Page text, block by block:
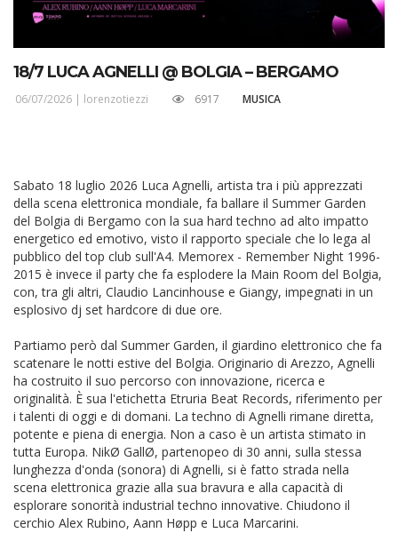
18/7 LUCA AGNELLI @ BOLGIA – BERGAMO
06/07/2026 | lorenzotiezzi 6917 MUSICA
Sabato 18 luglio 2026 Luca Agnelli, artista tra i più apprezzati
della scena elettronica mondiale, fa ballare il Summer Garden
del Bolgia di Bergamo con la sua hard techno ad alto impatto
energetico ed emotivo, visto il rapporto speciale che lo lega al
pubblico del top club sull'A4. Memorex - Remember Night 1996-
2015 è invece il party che fa esplodere la Main Room del Bolgia,
con, tra gli altri, Claudio Lancinhouse e Giangy, impegnati in un
esplosivo dj set hardcore di due ore.
Partiamo però dal Summer Garden, il giardino elettronico che fa
scatenare le notti estive del Bolgia. Originario di Arezzo, Agnelli
ha costruito il suo percorso con innovazione, ricerca e
originalità. È sua l'etichetta Etruria Beat Records, riferimento per
i talenti di oggi e di domani. La techno di Agnelli rimane diretta,
potente e piena di energia. Non a caso è un artista stimato in
tutta Europa. NikØ GallØ, partenopeo di 30 anni, sulla stessa
lunghezza d'onda (sonora) di Agnelli, si è fatto strada nella
scena elettronica grazie alla sua bravura e alla capacità di
esplorare sonorità industrial techno innovative. Chiudono il
cerchio Alex Rubino, Aann Høpp e Luca Marcarini.